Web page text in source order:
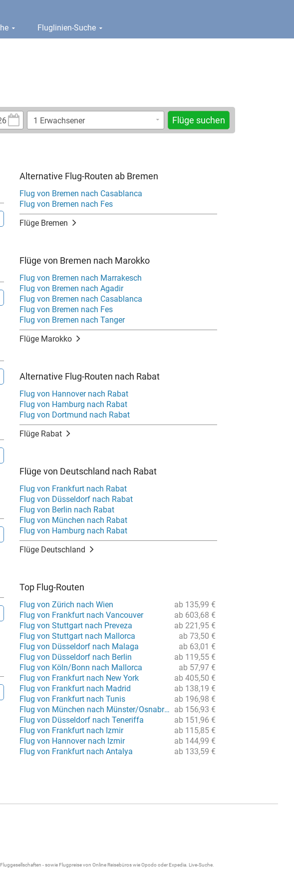
Fluglinien-Suche
Flüge suchen
Alternative Flug-Routen ab Bremen
Flug von Bremen nach Casablanca
Flug von Bremen nach Fes
Flüge Bremen
Flüge von Bremen nach Marokko
Flug von Bremen nach Marrakesch
Flug von Bremen nach Agadir
Flug von Bremen nach Casablanca
Flug von Bremen nach Fes
Flug von Bremen nach Tanger
Flüge Marokko
Alternative Flug-Routen nach Rabat
Flug von Hannover nach Rabat
Flug von Hamburg nach Rabat
Flug von Dortmund nach Rabat
Flüge Rabat
Flüge von Deutschland nach Rabat
Flug von Frankfurt nach Rabat
Flug von Düsseldorf nach Rabat
Flug von Berlin nach Rabat
Flug von München nach Rabat
Flug von Hamburg nach Rabat
Flüge Deutschland
Top Flug-Routen
ab 135,99 €
Flug von Zürich nach Wien
ab 603,68 €
Flug von Frankfurt nach Vancouver
ab 221,95 €
Flug von Stuttgart nach Preveza
ab 73,50 €
Flug von Stuttgart nach Mallorca
ab 63,01 €
Flug von Düsseldorf nach Malaga
ab 119,55 €
Flug von Düsseldorf nach Berlin
ab 57,97 €
Flug von Köln/Bonn nach Mallorca
ab 405,50 €
Flug von Frankfurt nach New York
ab 138,19 €
Flug von Frankfurt nach Madrid
ab 196,98 €
Flug von Frankfurt nach Tunis
ab 156,93 €
Flug von München nach Münster/Osnabrück
ab 151,96 €
Flug von Düsseldorf nach Teneriffa
ab 115,85 €
Flug von Frankfurt nach Izmir
ab 144,99 €
Flug von Hannover nach Izmir
ab 133,59 €
Flug von Frankfurt nach Antalya
- sowie Flugpreise von Online Reisebüros wie Opodo oder Expedia. Live-Suche